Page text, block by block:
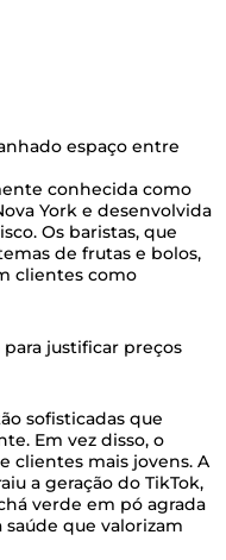
espaço entre
conhecida como
York e desenvolvida
Os baristas, que
de frutas e bolos,
clientes como
justificar preços
sofisticadas que
Em vez disso, o
clientes mais jovens. A
a geração do TikTok,
verde em pó agrada
que valorizam